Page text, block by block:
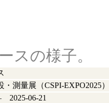
スの様子。
・測量展（CSPI-EXPO2025）
06-21